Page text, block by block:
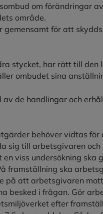
om förändringar
område.
för att
stycket, har rätt till den
ombudet sina
de handlingar och
behöver vidtas
sig till arbetsgivaren
viss undersökning ska
framställning ska
på att arbetsgivaren
besked i frågan. Gör
efter